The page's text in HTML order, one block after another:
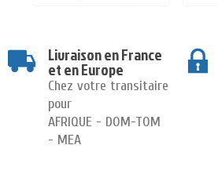
Livraison en France
et en Europe
Chez votre transitaire
pour
AFRIQUE - DOM-TOM
- MEA